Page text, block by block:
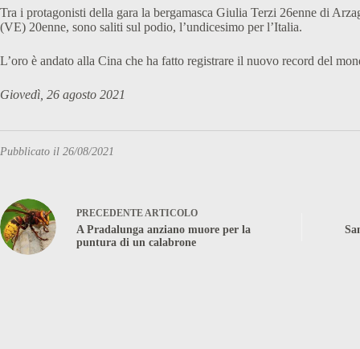
Tra i protagonisti della gara la bergamasca Giulia Terzi 26enne di
(VE) 20enne, sono saliti sul podio, l’undicesimo per l’Italia.
L’oro è andato alla Cina che ha fatto registrare il nuovo record del
Giovedì, 26 agosto 2021
Pubblicato il 26/08/2021
PRECEDENTE ARTICOLO
A Pradalunga anziano muore per la
puntura di un calabrone